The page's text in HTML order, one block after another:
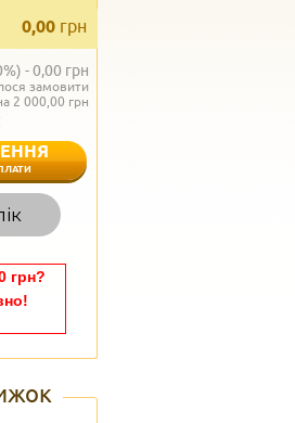
0,00 грн
-0,00 грн
замовити
2 000,00 грн
грн?